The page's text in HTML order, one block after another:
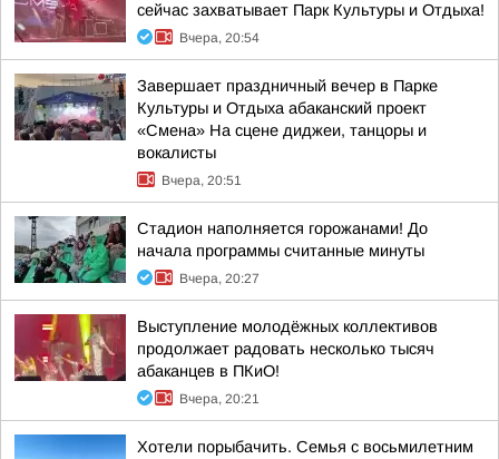
сейчас захватывает Парк Культуры и Отдыха!
Вчера, 20:54
Завершает праздничный вечер в Парке
Культуры и Отдыха абаканский проект
«Смена» На сцене диджеи, танцоры и
вокалисты
Вчера, 20:51
Стадион наполняется горожанами! До
начала программы считанные минуты
Вчера, 20:27
Выступление молодёжных коллективов
продолжает радовать несколько тысяч
абаканцев в ПКиО!
Вчера, 20:21
Хотели порыбачить. Семья с восьмилетним